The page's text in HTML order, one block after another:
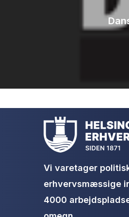
Vi varetager
erhvervsmæssige
4000